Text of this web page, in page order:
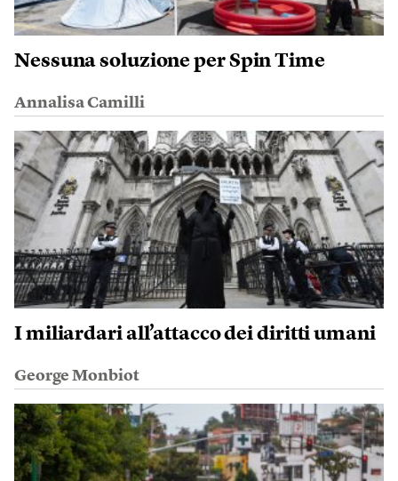
Nessuna soluzione per Spin Time
Annalisa Camilli
I miliardari all’attacco dei diritti umani
George Monbiot